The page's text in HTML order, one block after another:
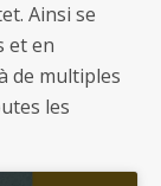
Ainsi se
et en
de multiples
les